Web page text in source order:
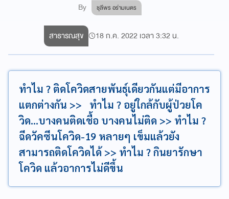
By ชุลีพร อร่ามเนตร
สาธารณสุข 18 ก.ค. 2022 เวลา 3:32 น.
ทำไม ? ติดโควิดสายพันธุ์เดียวกันแต่มีอาการ
แตกต่างกัน >> ทำไม ? อยู่ใกล้กับผู้ป่วยโค
วิด...บางคนติดเชื้อ บางคนไม่ติด >> ทำไม ?
ฉีดวัคซีนโควิด-19 หลายๆ เข็มแล้วยัง
สามารถติดโควิดได้ >> ทำไม ? กินยารักษา
โควิด แล้วอาการไม่ดีขึ้น